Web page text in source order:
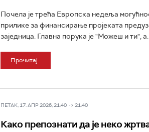
Почела је трећа Европска недеља
прилике за финансирање пројеката
заједница. Главна порука је "Можеш и ти",
Прочитај
ПЕТАК, 17. АПР 2026, 21:40 -> 21:40
Како препознати да је неко